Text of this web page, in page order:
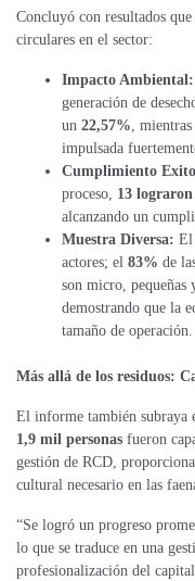
Concluyó con resultados
circulares en el sector:
Impacto Ambiental:
generación de
un 22,57%,
impulsada
Cumplimiento
proceso, 13 lograron
alcanzando un
Muestra Diversa: El
actores; el 83% de
son micro, pequeñas
demostrando que la
tamaño de operación.
Más allá de los residuos:
El informe también subraya
1,9 mil personas fueron
gestión de RCD,
cultural necesario en las
“Se logró un progreso
lo que se traduce en una
profesionalización del